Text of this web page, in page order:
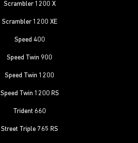
Scrambler 1200 X
Scrambler 1200 XE
Speed 400
Speed Twin 900
Speed Twin 1200
Speed Twin 1200 RS
Trident 660
Street Triple 765 RS